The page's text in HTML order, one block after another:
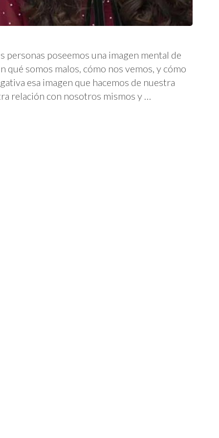
personas poseemos una imagen mental de
qué somos malos, cómo nos vemos, y cómo
esa imagen que hacemos de nuestra
relación con nosotros mismos y …